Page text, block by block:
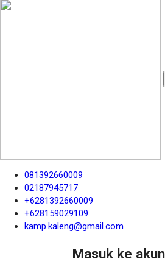
081392660009
02187945717
+6281392660009
+628159029109
kamp.kaleng@gmail.com
Masuk ke